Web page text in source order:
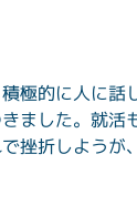
極的に人に話
ました。就活
挫折しようが